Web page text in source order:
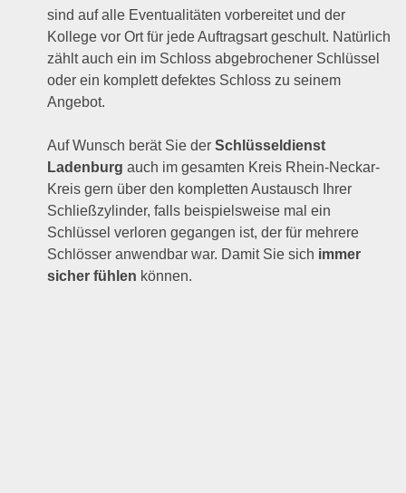
sind auf alle Eventualitäten vorbereitet und der
Kollege vor Ort für jede Auftragsart geschult. Natürlich
zählt auch ein im Schloss abgebrochener Schlüssel
oder ein komplett defektes Schloss zu seinem
Angebot.
Auf Wunsch berät Sie derSchlüsseldienst
Ladenburg auch im gesamten Kreis Rhein-Neckar-
Kreis gern über den kompletten Austausch Ihrer
Schließzylinder, falls beispielsweise mal ein
Schlüssel verloren gegangen ist, der für mehrere
Schlösser anwendbar war. Damit Sie sich immer
sicher fühlen können.